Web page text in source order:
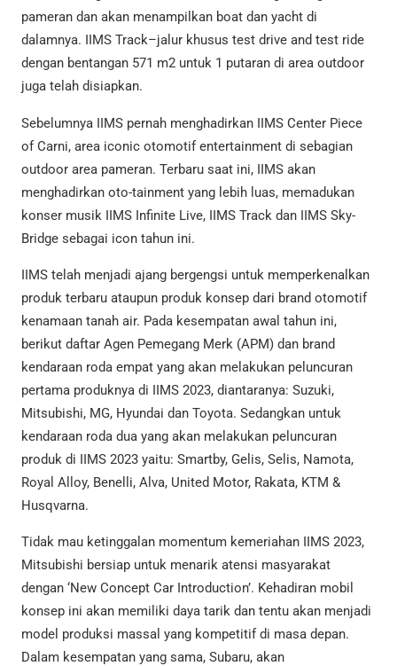
pameran dan akan menampilkan boat dan yacht di
dalamnya. IIMS Track–jalur khusus test drive and test ride
dengan bentangan 571 m2 untuk 1 putaran di area outdoor
juga telah disiapkan.
Sebelumnya IIMS pernah menghadirkan IIMS Center Piece
of Carni, area iconic otomotif entertainment di sebagian
outdoor area pameran. Terbaru saat ini, IIMS akan
menghadirkan oto-tainment yang lebih luas, memadukan
konser musik IIMS Infinite Live, IIMS Track dan IIMS Sky-
Bridge sebagai icon tahun ini.
IIMS telah menjadi ajang bergengsi untuk memperkenalkan
produk terbaru ataupun produk konsep dari brand otomotif
kenamaan tanah air. Pada kesempatan awal tahun ini,
berikut daftar Agen Pemegang Merk (APM) dan brand
kendaraan roda empat yang akan melakukan peluncuran
pertama produknya di IIMS 2023, diantaranya: Suzuki,
Mitsubishi, MG, Hyundai dan Toyota. Sedangkan untuk
kendaraan roda dua yang akan melakukan peluncuran
produk di IIMS 2023 yaitu: Smartby, Gelis, Selis, Namota,
Royal Alloy, Benelli, Alva, United Motor, Rakata, KTM &
Husqvarna.
Tidak mau ketinggalan momentum kemeriahan IIMS 2023,
Mitsubishi bersiap untuk menarik atensi masyarakat
dengan ‘New Concept Car Introduction’. Kehadiran mobil
konsep ini akan memiliki daya tarik dan tentu akan menjadi
model produksi massal yang kompetitif di masa depan.
Dalam kesempatan yang sama, Subaru, akan